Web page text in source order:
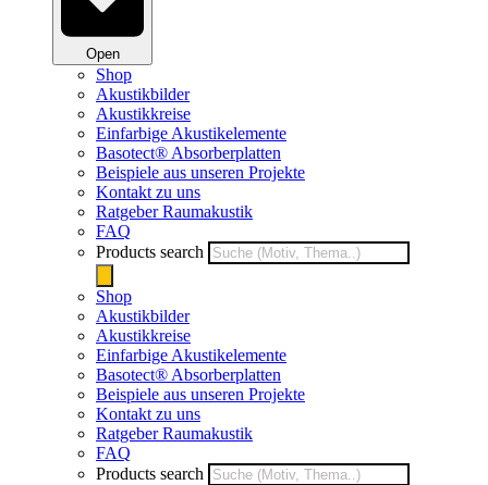
Open
Shop
Akustikbilder
Akustikkreise
Einfarbige Akustikelemente
Basotect® Absorberplatten
Beispiele aus unseren Projekte
Kontakt zu uns
Ratgeber Raumakustik
FAQ
Products search
Shop
Akustikbilder
Akustikkreise
Einfarbige Akustikelemente
Basotect® Absorberplatten
Beispiele aus unseren Projekte
Kontakt zu uns
Ratgeber Raumakustik
FAQ
Products search